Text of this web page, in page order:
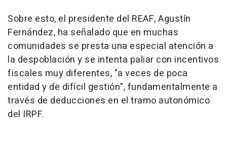
Sobre esto, el presidente del REAF, Agustín
Fernández, ha señalado que en muchas
comunidades se presta una especial atención a
la despoblación y se intenta paliar con incentivos
fiscales muy diferentes, "a veces de poca
entidad y de difícil gestión", fundamentalmente a
través de deducciones en el tramo autonómico
del IRPF.